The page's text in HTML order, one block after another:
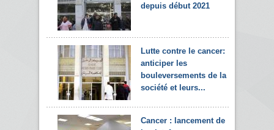
depuis début 2021
Lutte contre le cancer:
anticiper les
bouleversements de la
société et leurs...
Cancer : lancement de